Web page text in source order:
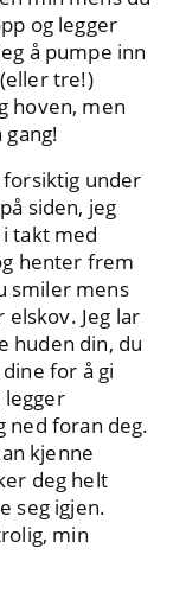
og legger
å pumpe inn
tre!)
hoven, men
forsiktig under
siden, jeg
takt med
henter frem
smiler mens
Jeg lar
huden din, du
for å gi
legger
ned foran deg.
kjenne
deg helt
seg igjen.
min